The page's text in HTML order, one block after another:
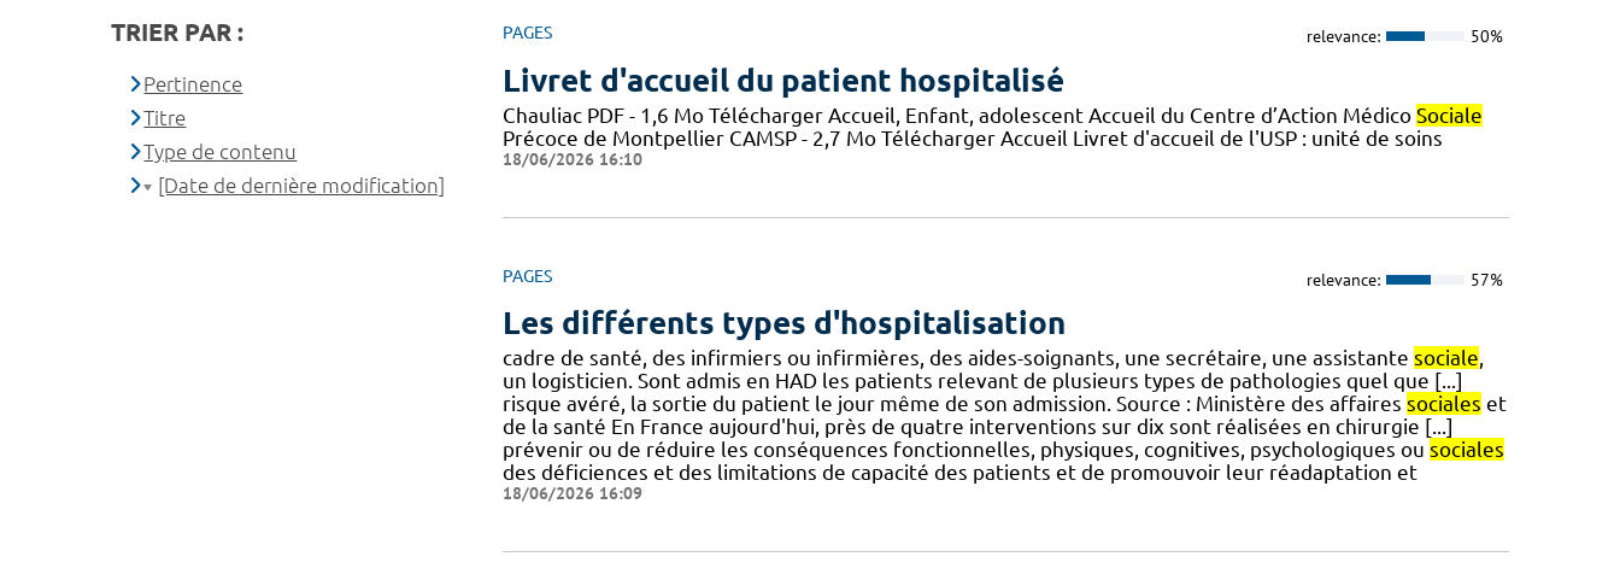
PAGES relevance: 50%
Livret d'accueil du patient hospitalisé
Chauliac PDF - 1,6 Mo Télécharger Accueil, Enfant, adolescent Accueil du Centre d’Action Médico Sociale
Précoce de Montpellier CAMSP - 2,7 Mo Télécharger Accueil Livret d'accueil de l'USP : unité de soins
18/06/2026 16:10
PAGES relevance: 57%
Les différents types d'hospitalisation
cadre de santé, des infirmiers ou infirmières, des aides-soignants, une secrétaire, une assistante sociale,
un logisticien. Sont admis en HAD les patients relevant de plusieurs types de pathologies quel que [...]
risque avéré, la sortie du patient le jour même de son admission. Source : Ministère des affaires sociales et
de la santé En France aujourd'hui, près de quatre interventions sur dix sont réalisées en chirurgie [...]
prévenir ou de réduire les conséquences fonctionnelles, physiques, cognitives, psychologiques ou sociales
des déficiences et des limitations de capacité des patients et de promouvoir leur réadaptation et
18/06/2026 16:09
TRIER PAR :
Pertinence
Titre
Type de contenu
[Date de dernière modification]